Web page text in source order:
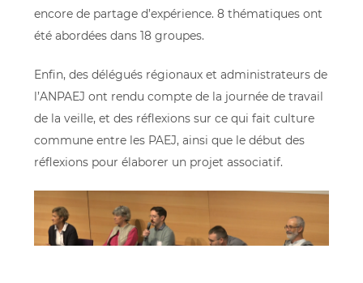
encore de partage d’expérience. 8 thématiques ont
été abordées dans 18 groupes.
Enfin, des délégués régionaux et administrateurs de
l’ANPAEJ ont rendu compte de la journée de travail
de la veille, et des réflexions sur ce qui fait culture
commune entre les PAEJ, ainsi que le début des
réflexions pour élaborer un projet associatif.